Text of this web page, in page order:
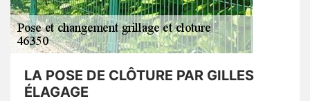
LA POSE DE CLÔTURE PAR GILLES
ÉLAGAGE